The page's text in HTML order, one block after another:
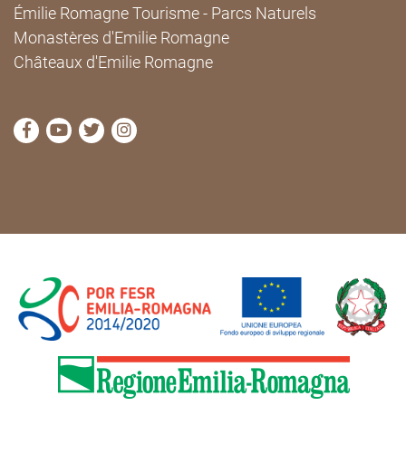
Émilie Romagne Tourisme - Parcs Naturels
Monastères d'Emilie Romagne
Châteaux d'Emilie Romagne
Visitez la page Facebook de Cammini Emilia-
Visitez la page YouTube de Cammini Emilia-
Visitez la page Twitter de Cammini Emilia-
Visitez la page Instagram de Cammini